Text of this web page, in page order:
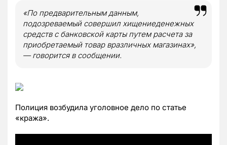
«По предварительным данным,
подозреваемый совершил хищениеденежных
средств с банковской карты путем расчета за
приобретаемый товар вразличных магазинах»,
— говорится в сообщении.
Полиция возбудила уголовное дело по статье
«кража».